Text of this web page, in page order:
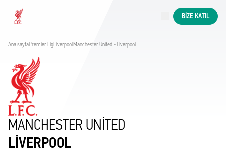
Now live
BIZE KATIL
Ana sayfaPremier LigLiverpoolManchester United - Liverpool
MANCHESTER UNITED
LIVERPOOL